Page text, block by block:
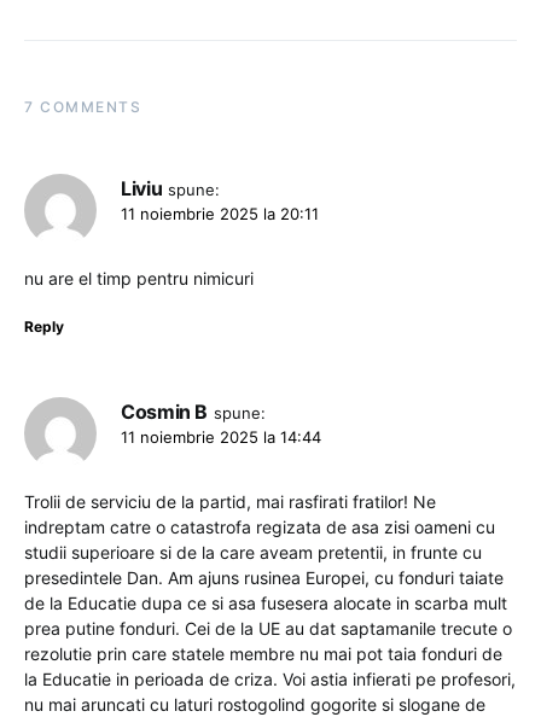
7 COMMENTS
Liviu spune:
11 noiembrie 2025 la 20:11
nu are el timp pentru nimicuri
Reply
Cosmin B spune:
11 noiembrie 2025 la 14:44
Trolii de serviciu de la partid, mai rasfirati fratilor! Ne
indreptam catre o catastrofa regizata de asa zisi oameni cu
studii superioare si de la care aveam pretentii, in frunte cu
presedintele Dan. Am ajuns rusinea Europei, cu fonduri taiate
de la Educatie dupa ce si asa fusesera alocate in scarba mult
prea putine fonduri. Cei de la UE au dat saptamanile trecute o
rezolutie prin care statele membre nu mai pot taia fonduri de
la Educatie in perioada de criza. Voi astia infierati pe profesori,
nu mai aruncati cu laturi rostogolind gogorite si slogane de